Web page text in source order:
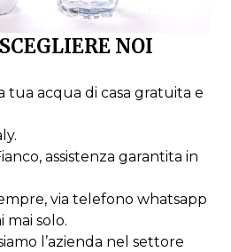
NOI
tua acqua di casa gratuita e
assistenza garantita in
via telefono whatsapp
mai solo.
l’azienda nel settore